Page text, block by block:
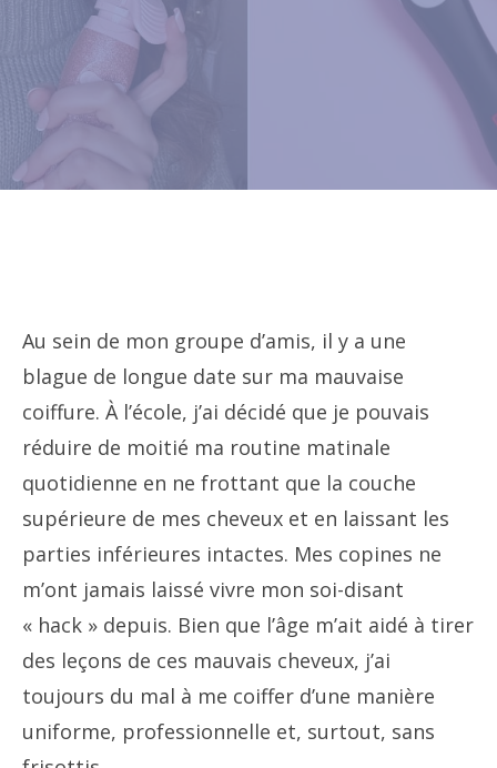
Au sein de mon groupe d’amis, il y a une
blague de longue date sur ma mauvaise
coiffure. À l’école, j’ai décidé que je pouvais
réduire de moitié ma routine matinale
quotidienne en ne frottant que la couche
supérieure de mes cheveux et en laissant les
parties inférieures intactes. Mes copines ne
m’ont jamais laissé vivre mon soi-disant
« hack » depuis. Bien que l’âge m’ait aidé à tirer
des leçons de ces mauvais cheveux, j’ai
toujours du mal à me coiffer d’une manière
uniforme, professionnelle et, surtout, sans